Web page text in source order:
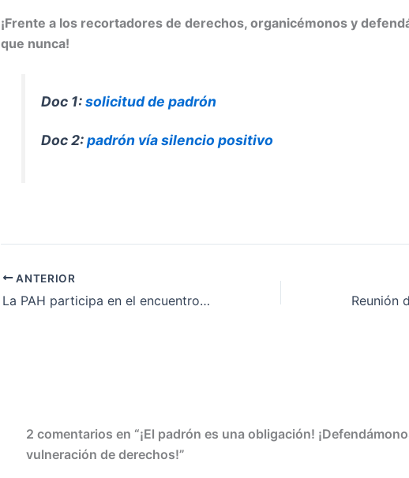
¡Frente a los recortadores de derechos, organicémonos y
que nunca!
Doc 1:solicitud de padrón
Doc 2:padrón vía silencio positivo
ANTERIOR
La PAH participa en el encuentro con Leilani Farha
2 comentarios en “¡El padrón es una obligación!
vulneración de derechos!”